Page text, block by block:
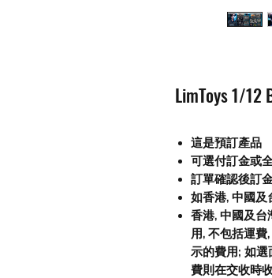
LimToys 1/12
這是預訂產品
可選付訂金或
訂單確認後訂
如香港, 中國及
香港, 中國及
用, 不包括運
示的費用; 如
費則在交收時